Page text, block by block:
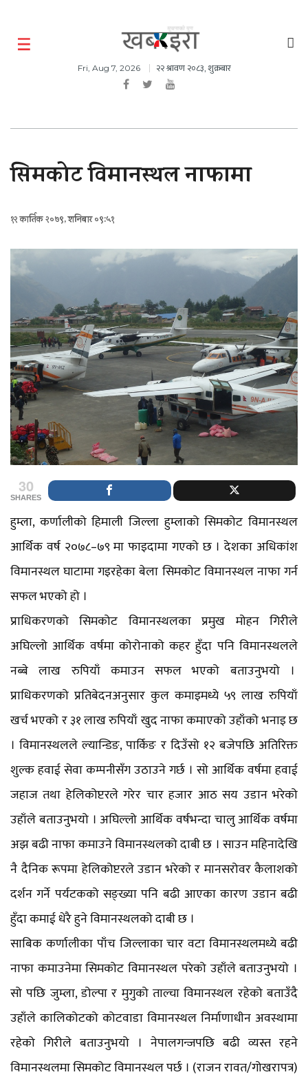
Fri, Aug 7, 2026 २२ श्रावण २०८३, शुक्रबार
सिमकोट विमानस्थल नाफामा
१२ कार्तिक २०७९, शनिबार ०९:५१
30
SHARES
हुम्ला, कर्णालीको हिमाली जिल्ला हुम्लाको सिमकोट विमानस्थल
आर्थिक वर्ष २०७८–७९ मा फाइदामा गएको छ । देशका अधिकांश
विमानस्थल घाटामा गइरहेका बेला सिमकोट विमानस्थल नाफा गर्न
सफल भएको हो ।
प्राधिकरणको सिमकोट विमानस्थलका प्रमुख मोहन गिरीले
अघिल्लो आर्थिक वर्षमा कोरोनाको कहर हुँदा पनि विमानस्थलले
नब्बे लाख रुपियाँ कमाउन सफल भएको बताउनुभयो ।
प्राधिकरणको प्रतिबेदनअनुसार कुल कमाइमध्ये ५९ लाख रुपियाँ
खर्च भएको र ३१ लाख रुपियाँ खुद नाफा कमाएको उहाँको भनाइ छ
। विमानस्थलले ल्यान्डिङ, पार्किङ र दिउँसो १२ बजेपछि अतिरिक्त
शुल्क हवाई सेवा कम्पनीसँग उठाउने गर्छ । सो आर्थिक वर्षमा हवाई
जहाज तथा हेलिकोप्टरले गरेर चार हजार आठ सय उडान भरेको
उहाँले बताउनुभयो । अघिल्लो आर्थिक वर्षभन्दा चालु आर्थिक वर्षमा
अझ बढी नाफा कमाउने विमानस्थलको दाबी छ । साउन महिनादेखि
नै दैनिक रूपमा हेलिकोप्टरले उडान भरेको र मानसरोवर कैलाशको
दर्शन गर्ने पर्यटकको सङ्ख्या पनि बढी आएका कारण उडान बढी
हुँदा कमाई धेरै हुने विमानस्थलको दाबी छ ।
साबिक कर्णालीका पाँच जिल्लाका चार वटा विमानस्थलमध्ये बढी
नाफा कमाउनेमा सिमकोट विमानस्थल परेको उहाँले बताउनुभयो ।
सो पछि जुम्ला, डोल्पा र मुगुको ताल्चा विमानस्थल रहेको बताउँदै
उहाँले कालिकोटको कोटवाडा विमानस्थल निर्माणाधीन अवस्थामा
रहेको गिरीले बताउनुभयो । नेपालगन्जपछि बढी व्यस्त रहने
विमानस्थलमा सिमकोट विमानस्थल पर्छ । (राजन रावत/गोखरापत्र)